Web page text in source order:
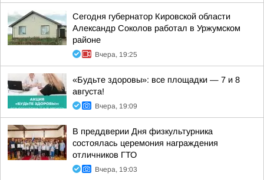
Сегодня губернатор Кировской области
Александр Соколов работал в Уржумском
районе
Вчера, 19:25
«Будьте здоровы»: все площадки — 7 и 8
августа!
Вчера, 19:09
В преддверии Дня физкультурника
состоялась церемония награждения
отличников ГТО
Вчера, 19:03